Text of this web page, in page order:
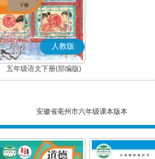
人教版
五年级语文下册(部编版)
安徽省亳州市六年级课本版本